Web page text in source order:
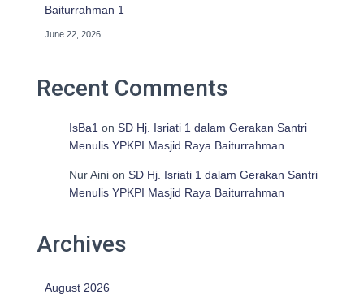
Baiturrahman 1
June 22, 2026
Recent Comments
IsBa1 on SD Hj. Isriati 1 dalam Gerakan Santri
Menulis YPKPI Masjid Raya Baiturrahman
Nur Aini on SD Hj. Isriati 1 dalam Gerakan Santri
Menulis YPKPI Masjid Raya Baiturrahman
Archives
August 2026